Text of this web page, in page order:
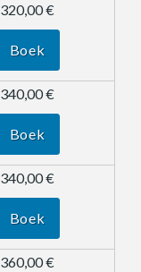
320,00 €
Boek
340,00 €
Boek
340,00 €
Boek
360,00 €